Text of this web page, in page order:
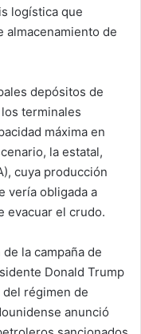
logística que
almacenamiento de
depósitos de
terminales
máxima en
la estatal,
cuya producción
vería obligada a
evacuar el crudo.
la campaña de
Donald Trump
régimen de
anunció